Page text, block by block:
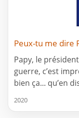
Peux-tu me dire
Papy, le
guerre, c’est
bien ça... qu’en
2020